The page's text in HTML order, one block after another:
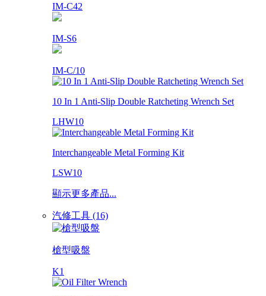
IM-C42
IM-S6
IM-C/10
10 In 1 Anti-Slip Double Ratcheting Wrench Set
LHW10
Interchangeable Metal Forming Kit
LSW10
顯示更多產品...
汽修工具 (16)
槍型吸盤
K1